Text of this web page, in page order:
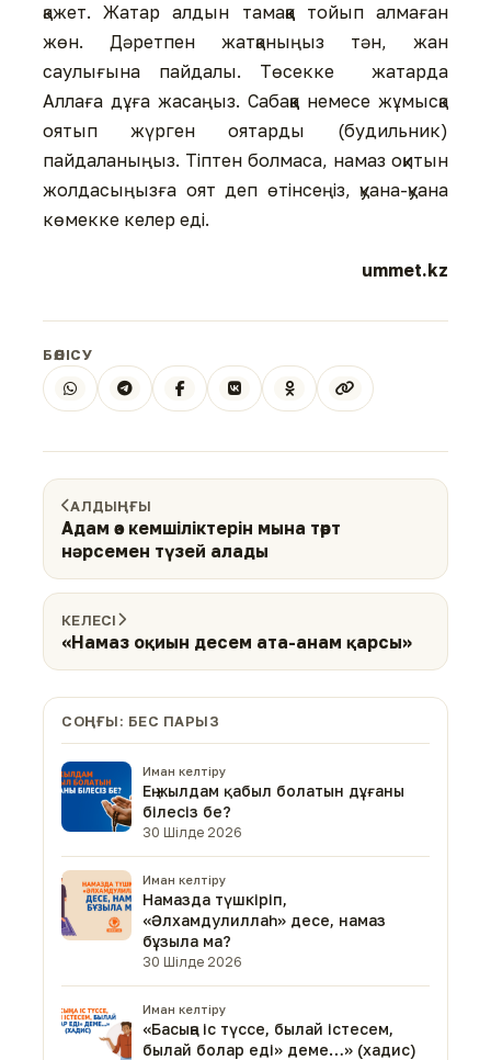
қажет. Жатар алдын тамаққа тойып алмаған
жөн. Дәретпен жатқаныңыз тән, жан
саулығына пайдалы. Төсекке жатарда
Аллаға дұға жасаңыз. Сабаққа немесе жұмысқа
оятып жүрген оятарды (будильник)
пайдаланыңыз. Тіптен болмаса, намаз оқитын
жолдасыңызға оят деп өтінсеңіз, қуана-қуана
көмекке келер еді.
ummet.kz
БӨЛІСУ
АЛДЫҢҒЫ
Адам өз кемшіліктерін мына төрт
нәрсемен түзей алады
КЕЛЕСІ
«Намаз оқиын десем ата-анам қарсы»
СОҢҒЫ: БЕС ПАРЫЗ
Иман келтіру
Ең жылдам қабыл болатын дұғаны
білесіз бе?
30 Шілде 2026
Иман келтіру
Намазда түшкіріп,
«Әлхамдулиллаһ» десе, намаз
бұзыла ма?
30 Шілде 2026
Иман келтіру
«Басыңа іс түссе, былай істесем,
былай болар еді» деме…» (хадис)